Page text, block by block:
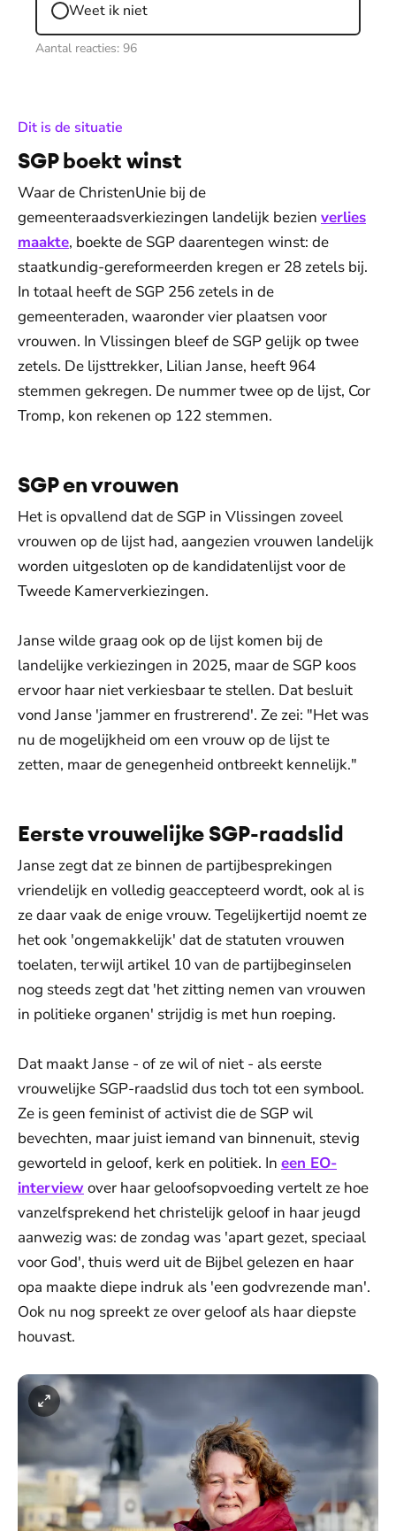
Weet ik niet
Aantal reacties: 96
Dit is de situatie
SGP boekt winst
Waar de ChristenUnie bij de
gemeenteraadsverkiezingen landelijk bezien verlies
maakte, boekte de SGP daarentegen winst: de
staatkundig-gereformeerden kregen er 28 zetels bij.
In totaal heeft de SGP 256 zetels in de
gemeenteraden, waaronder vier plaatsen voor
vrouwen. In Vlissingen bleef de SGP gelijk op twee
zetels. De lijsttrekker, Lilian Janse, heeft 964
stemmen gekregen. De nummer twee op de lijst, Cor
Tromp, kon rekenen op 122 stemmen.
SGP en vrouwen
Het is opvallend dat de SGP in Vlissingen zoveel
vrouwen op de lijst had, aangezien vrouwen landelijk
worden uitgesloten op de kandidatenlijst voor de
Tweede Kamerverkiezingen.
Janse wilde graag ook op de lijst komen bij de
landelijke verkiezingen in 2025, maar de SGP koos
ervoor haar niet verkiesbaar te stellen. Dat besluit
vond Janse 'jammer en frustrerend'. Ze zei: "Het was
nu de mogelijkheid om een vrouw op de lijst te
zetten, maar de genegenheid ontbreekt kennelijk."
Eerste vrouwelijke SGP-raadslid
Janse zegt dat ze binnen de partijbesprekingen
vriendelijk en volledig geaccepteerd wordt, ook al is
ze daar vaak de enige vrouw. Tegelijkertijd noemt ze
het ook 'ongemakkelijk' dat de statuten vrouwen
toelaten, terwijl artikel 10 van de partijbeginselen
nog steeds zegt dat 'het zitting nemen van vrouwen
in politieke organen' strijdig is met hun roeping.
Dat maakt Janse - of ze wil of niet - als eerste
vrouwelijke SGP-raadslid dus toch tot een symbool.
Ze is geen feminist of activist die de SGP wil
bevechten, maar juist iemand van binnenuit, stevig
geworteld in geloof, kerk en politiek. In een EO-
interview over haar geloofsopvoeding vertelt ze hoe
vanzelfsprekend het christelijk geloof in haar jeugd
aanwezig was: de zondag was 'apart gezet, speciaal
voor God', thuis werd uit de Bijbel gelezen en haar
opa maakte diepe indruk als 'een godvrezende man'.
Ook nu nog spreekt ze over geloof als haar diepste
houvast.